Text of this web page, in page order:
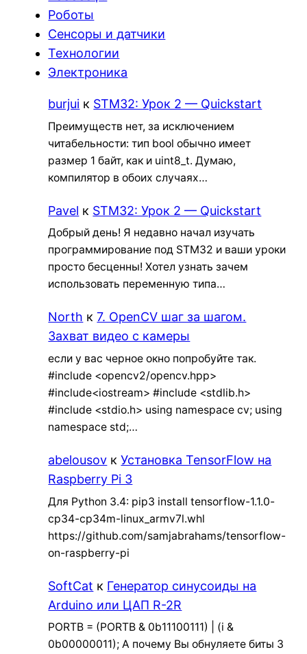
Роботы
Сенсоры и датчики
Технологии
Электроника
burjui к STM32: Урок 2 — Quickstart
Преимуществ нет, за исключением
читабельности: тип bool обычно имеет
размер 1 байт, как и uint8_t. Думаю,
компилятор в обоих случаях…
Pavel к STM32: Урок 2 — Quickstart
Добрый день! Я недавно начал изучать
программирование под STM32 и ваши уроки
просто бесценны! Хотел узнать зачем
использовать переменную типа…
North к7. OpenCV шаг за шагом.
Захват видео с камеры
если у вас черное окно попробуйте так.
#include <opencv2/opencv.hpp>
#include<iostream> #include <stdlib.h>
#include <stdio.h> using namespace cv; using
namespace std;…
abelousov кУстановка TensorFlow на
Raspberry Pi 3
Для Python 3.4: pip3 install tensorflow-1.1.0-
cp34-cp34m-linux_armv7l.whl
https://github.com/samjabrahams/tensorflow-
on-raspberry-pi
SoftCat к Генератор синусоиды на
Arduino или ЦАП R-2R
PORTB = (PORTB & 0b11100111) | (i &
0b00000011); А почему Вы обнуляете биты 3